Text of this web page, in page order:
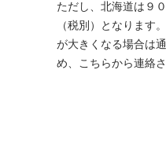
ただし、北海道は９
（税別）となります
が大きくなる場合は
め、こちらから連絡